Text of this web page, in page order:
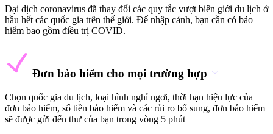
Đại dịch coronavirus đã thay đổi các quy tắc vượt biên giới du lịch ở
hầu hết các quốc gia trên thế giới. Để nhập cảnh, bạn cần có bảo
hiểm bao gồm điều trị COVID.
Đơn bảo hiểm cho mọi trường hợp
Chọn quốc gia du lịch, loại hình nghỉ ngơi, thời hạn hiệu lực của
đơn bảo hiểm, số tiền bảo hiểm và các rủi ro bổ sung, đơn bảo hiểm
sẽ được gửi đến thư của bạn trong vòng 5 phút